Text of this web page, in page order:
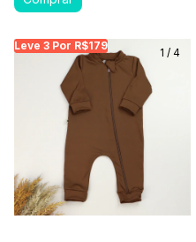
Leve 3 Por R$179
Leve 3 Por R$179
1 / 4